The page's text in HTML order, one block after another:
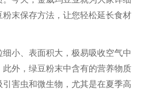
末保存方法，让您轻松延长食材
小、表面积大，极易吸收空气中
此外，绿豆粉末中含有的营养物质
害虫和微生物，尤其是在夏季高